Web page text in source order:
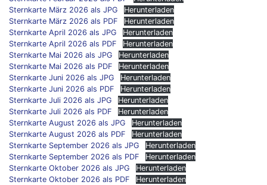
Sternkarte März 2026 als JPG
Herunterladen
Sternkarte März 2026 als PDF
Herunterladen
Sternkarte April 2026 als JPG
Herunterladen
Sternkarte April 2026 als PDF
Herunterladen
Sternkarte Mai 2026 als JPG
Herunterladen
Sternkarte Mai 2026 als PDF
Herunterladen
Sternkarte Juni 2026 als JPG
Herunterladen
Sternkarte Juni 2026 als PDF
Herunterladen
Sternkarte Juli 2026 als JPG
Herunterladen
Sternkarte Juli 2026 als PDF
Herunterladen
Sternkarte August 2026 als JPG
Herunterladen
Sternkarte August 2026 als PDF
Herunterladen
Sternkarte September 2026 als JPG
Herunterladen
Sternkarte September 2026 als PDF
Herunterladen
Sternkarte Oktober 2026 als JPG
Herunterladen
Sternkarte Oktober 2026 als PDF
Herunterladen